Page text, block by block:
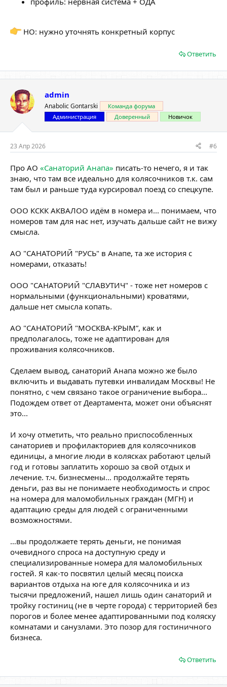
НО: нужно уточнять конкретный корпус
Ответить
admin
Anabolic Gontarski
Команда форума
Администрация
Доверенный Новичок
23 Апр 2026 #6
Про АО «Санаторий Анапа» писать-то нечего, я и так
знаю, что там все идеально для колясочников т.к. сам
там был и раньше туда курсировал поезд со спецкупе.
ООО КСКК АКВАЛОО идём в номера и... понимаем, что
номеров там для нас нет, изучать дальше сайт не вижу
смысла.
АО "САНАТОРИЙ "РУСЬ" в Анапе, та же история с
номерами, отказать!
ООО "САНАТОРИЙ "СЛАВУТИЧ" - тоже нет номеров с
нормальными (функциональными) кроватями,
дальше нет смысла копать.
АО "САНАТОРИЙ "МОСКВА-КРЫМ”, как и
предполагалось, тоже не адаптирован для
проживания колясочников.
Сделаем вывод, санаторий Анапа можно же было
включить и выдавать путевки инвалидам Москвы! Не
понятно, с чем связано такое ограничение выбора...
Подождем ответ от Деартамента, может они объяснят
это...
И хочу отметить, что реально приспособленных
санаториев и профилакториев для колясочников
единицы, а многие люди в колясках работают целый
год и готовы заплатить хорошо за свой отдых и
лечение. т.ч. бизнесмены... продолжайте терять
деньги, раз вы не понимаете необходимость и спрос
на номера для маломобильных граждан (МГН) и
адаптацию среды для людей с ограниченными
возможностями.
…вы продолжаете терять деньги, не понимая
очевидного спроса на доступную среду и
специализированные номера для маломобильных
гостей. Я как-то посвятил целый месяц поиска
вариантов отдыха на юге для колясочника и из
тысячи предложений, нашел лишь один санаторий и
тройку гостиниц (не в черте города) с территорией без
порогов и более менее адаптированными под коляску
комнатами и санузлами. Это позор для гостиничного
бизнеса.
Ответить